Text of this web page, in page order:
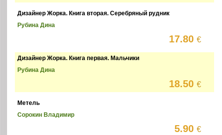
Дизайнер Жорка. Книга вторая. Серебряный рудник
Рубина Дина
17.80€
Дизайнер Жорка. Книга первая. Мальчики
Рубина Дина
18.50€
Метель
Сорокин Владимир
5.90€